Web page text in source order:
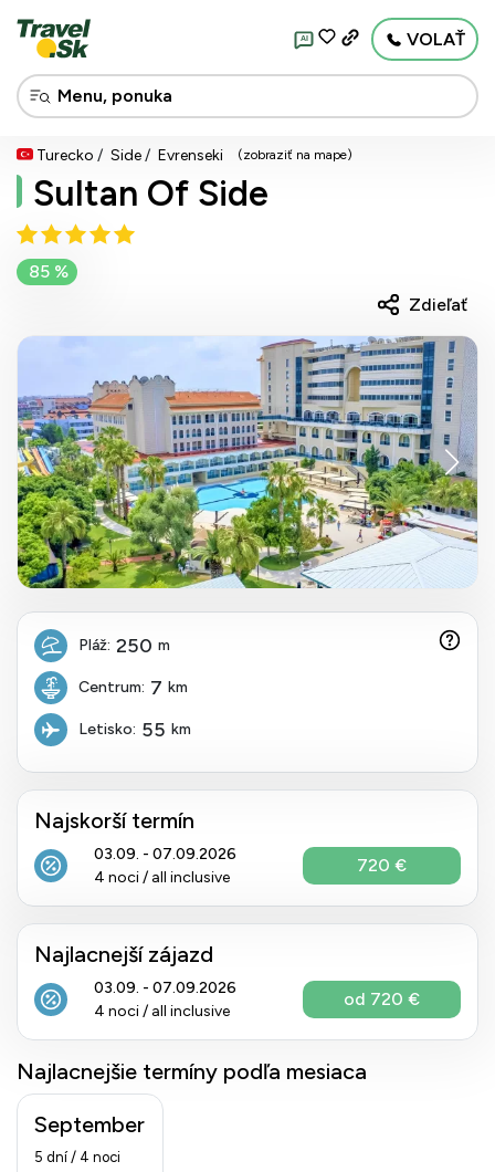
AI VOLAŤ
Turecko Side Evrenseki (zobraziť na mape)
Sultan Of Side
85 %
Zdieľať
Pláž: 250 m
Centrum: 7 km
Letisko: 55 km
Najskorší termín
03.09. - 07.09.2026
4 noci / all inclusive
720 €
Najlacnejší zájazd
03.09. - 07.09.2026
4 noci / all inclusive
od 720 €
Najlacnejšie termíny podľa mesiaca
September
5 dní / 4 noci